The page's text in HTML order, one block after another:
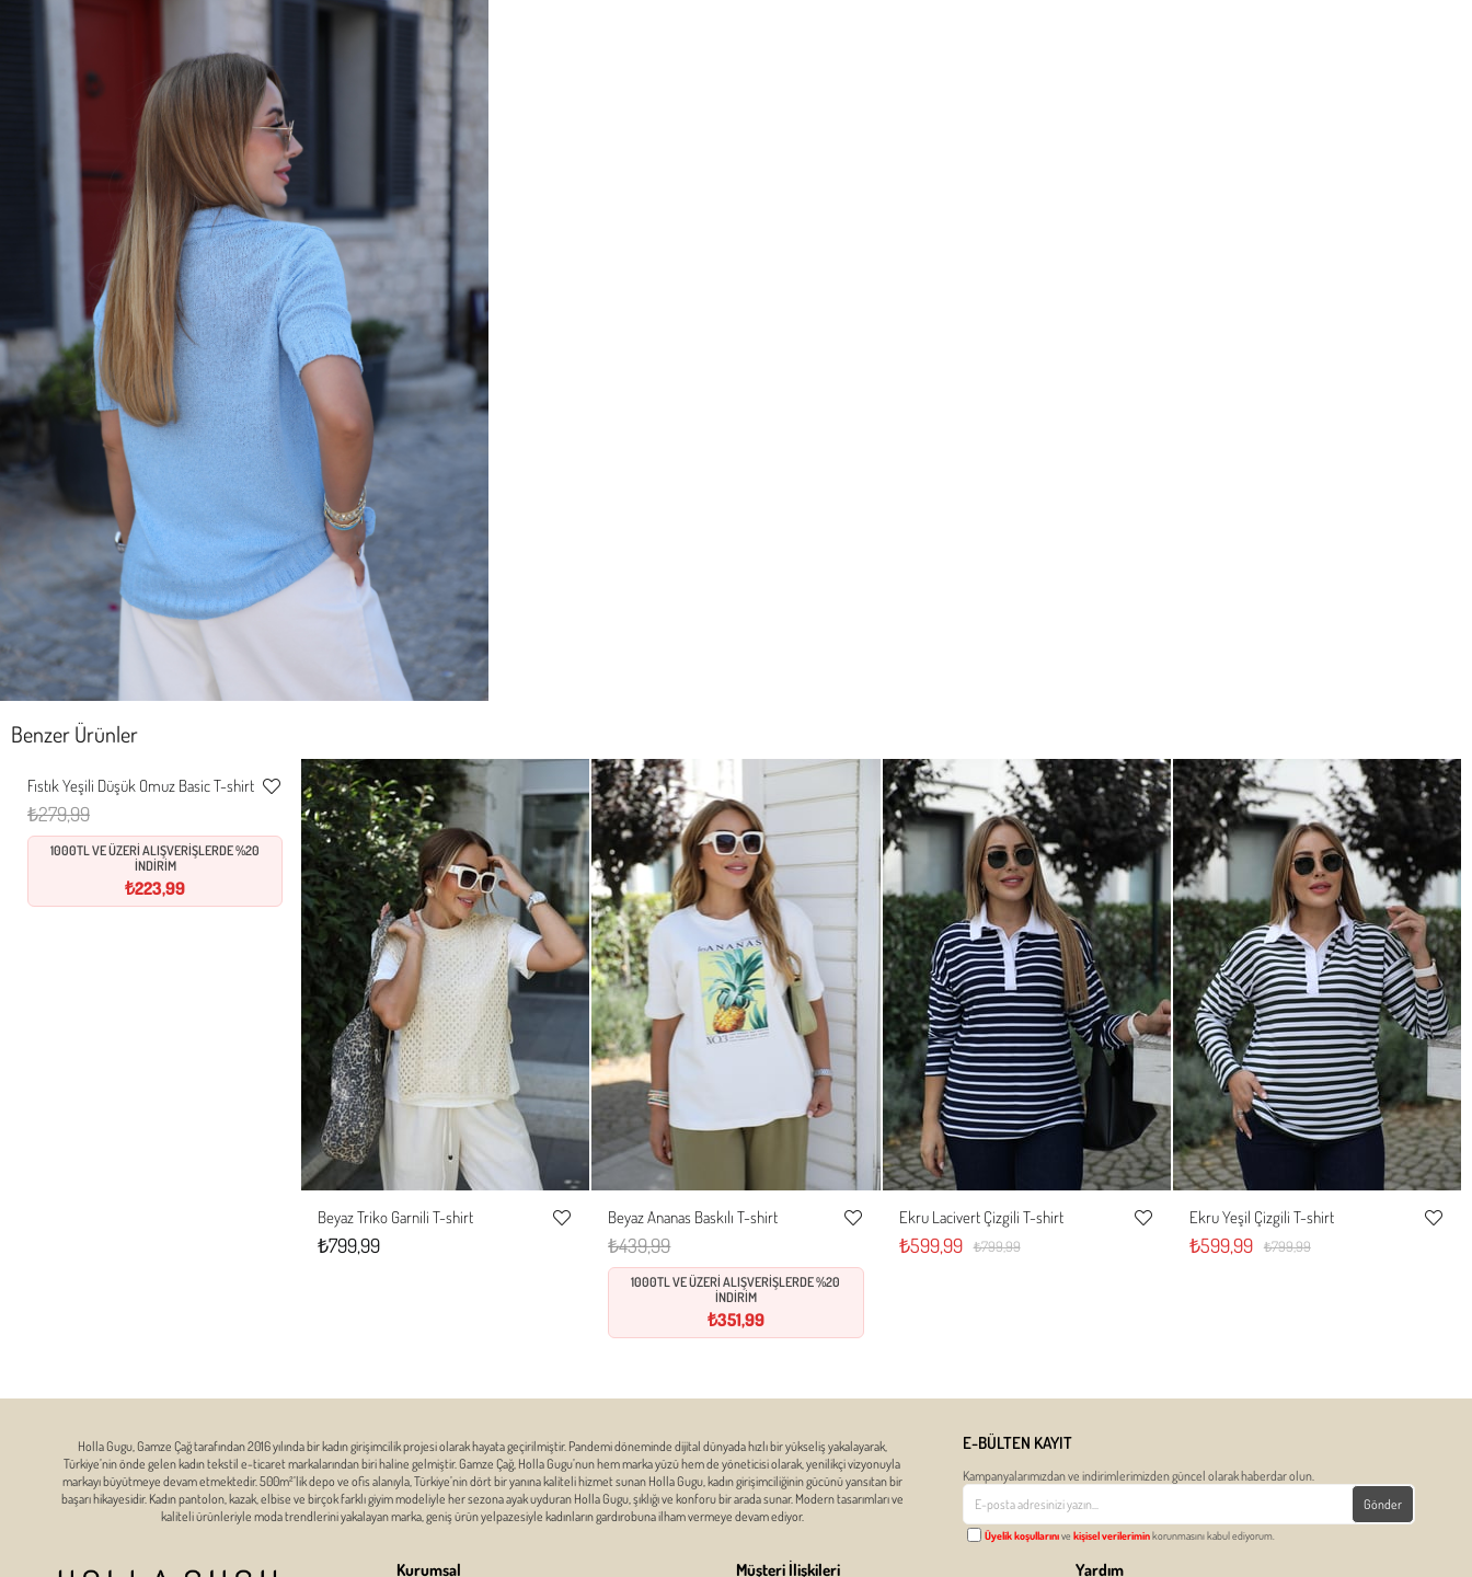
Benzer Ürünler
S M
Fıstık Yeşili Düşük Omuz Basic T-shirt
Favorilere
₺279,99
1000TL VE ÜZERİ ALIŞVERİŞLERDE %20
İNDİRİM
₺223,99
S M
Beyaz Triko Garnili T-shirt
Favorilere
₺799,99
S M
Beyaz Ananas Baskılı T-shirt
Favorilere
₺439,99
1000TL VE ÜZERİ ALIŞVERİŞLERDE %20
İNDİRİM
₺351,99
S M
Ekru Lacivert Çizgili T-shirt
Favorilere
₺599,99 ₺799,99
S M
Ekru Yeşil Çizgili T-shirt
₺599,99 ₺799,99
Holla Gugu, Gamze Çağ tarafından 2016 yılında bir kadın girişimcilik projesi olarak hayata geçirilmiştir. Pandemi döneminde dijital dünyada hızlı bir yükseliş yakalayarak,
Türkiye’nin önde gelen kadın tekstil e-ticaret markalarından biri haline gelmiştir. Gamze Çağ, Holla Gugu’nun hem marka yüzü hem de yöneticisi olarak, yenilikçi vizyonuyla
markayı büyütmeye devam etmektedir. 500m²’lik depo ve ofis alanıyla, Türkiye’nin dört bir yanına kaliteli hizmet sunan Holla Gugu, kadın girişimciliğinin gücünü yansıtan bir
başarı hikayesidir. Kadın pantolon, kazak, elbise ve birçok farklı giyim modeliyle her sezona ayak uyduran Holla Gugu, şıklığı ve konforu bir arada sunar. Modern tasarımları ve
kaliteli ürünleriyle moda trendlerini yakalayan marka, geniş ürün yelpazesiyle kadınların gardırobuna ilham vermeye devam ediyor.
E-BÜLTEN KAYIT
Kampanyalarımızdan ve indirimlerimizden güncel olarak haberdar olun.
Gönder
Üyelik koşullarınıve kişisel verileriminkorunmasını kabul ediyorum.
Kurumsal Müşteri İlişkileri Yardım